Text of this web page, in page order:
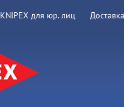
KNIPEX для юр. лиц